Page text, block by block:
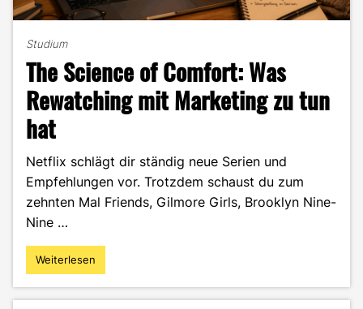
Studium
The Science of Comfort: Was
Rewatching mit Marketing zu tun
hat
Netflix schlägt dir ständig neue Serien und
Empfehlungen vor. Trotzdem schaust du zum
zehnten Mal Friends, Gilmore Girls, Brooklyn Nine-
Nine …
"The
Science
Weiterlesen